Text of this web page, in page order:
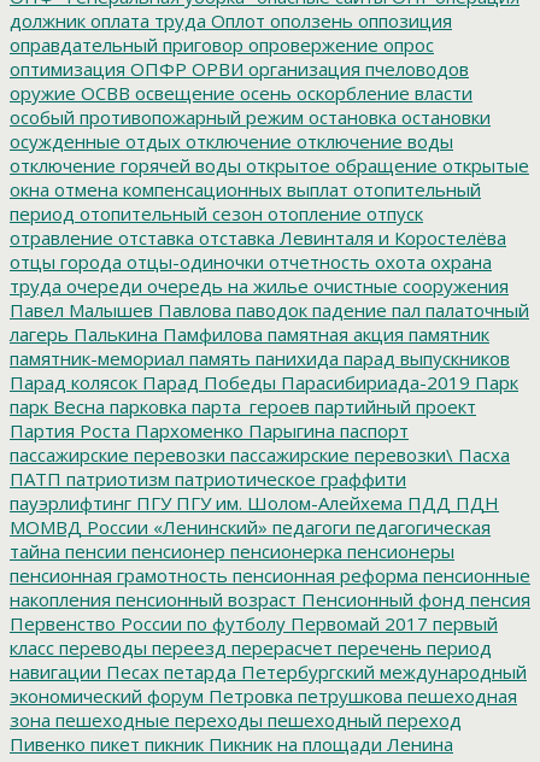
должник оплата труда Оплот оползень оппозиция
оправдательный приговор опровержение опрос
оптимизация ОПФР ОРВИ организация пчеловодов
оружие ОСВВ освещение осень оскорбление власти
особый противопожарный режим остановка остановки
осужденные отдых отключение отключение воды
отключение горячей воды открытое обращение открытые
окна отмена компенсационных выплат отопительный
период отопительный сезон отопление отпуск
отравление отставка отставка Левинталя и Коростелёва
отцы города отцы-одиночки отчетность охота охрана
труда очереди очередь на жилье очистные сооружения
Павел Малышев Павлова паводок падение пал палаточный
лагерь Палькина Памфилова памятная акция памятник
памятник-мемориал память панихида парад выпускников
Парад колясок Парад Победы Парасибириада-2019 Парк
парк Весна парковка парта_героев партийный проект
Партия Роста Пархоменко Парыгина паспорт
пассажирские перевозки пассажирские перевозки\ Пасха
ПАТП патриотизм патриотическое граффити
пауэрлифтинг ПГУПГУ им. Шолом-Алейхема ПДД ПДН
МОМВД России «Ленинский» педагоги педагогическая
тайна пенсии пенсионер пенсионерка пенсионеры
пенсионная грамотность пенсионная реформа пенсионные
накопления пенсионный возраст Пенсионный фонд пенсия
Первенство России по футболу Первомай 2017 первый
класс переводы переезд перерасчет перечень период
навигации Песах петарда Петербургский международный
экономический форум Петровка петрушкова пешеходная
зона пешеходные переходы пешеходный переход
Пивенко пикет пикник Пикник на площади Ленина